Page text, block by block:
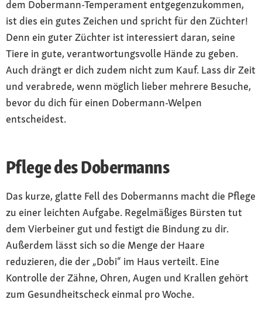
dem Dobermann-Temperament entgegenzukommen,
ist dies ein gutes Zeichen und spricht für den Züchter!
Denn ein guter Züchter ist interessiert daran, seine
Tiere in gute, verantwortungsvolle Hände zu geben.
Auch drängt er dich zudem nicht zum Kauf. Lass dir Zeit
und verabrede, wenn möglich lieber mehrere Besuche,
bevor du dich für einen Dobermann-Welpen
entscheidest.
Pflege des Dobermanns
Das kurze, glatte Fell des Dobermanns macht die Pflege
zu einer leichten Aufgabe. Regelmäßiges Bürsten tut
dem Vierbeiner gut und festigt die Bindung zu dir.
Außerdem lässt sich so die Menge der Haare
reduzieren, die der „Dobi“ im Haus verteilt. Eine
Kontrolle der Zähne, Ohren, Augen und Krallen gehört
zum Gesundheitscheck einmal pro Woche.